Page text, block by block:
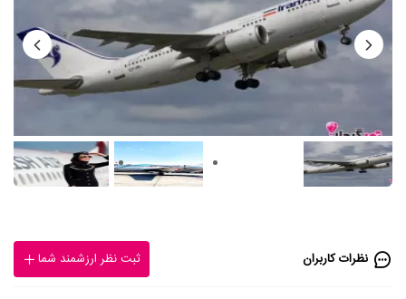
نظرات کاربران ثبت نظر ارزشمند شما